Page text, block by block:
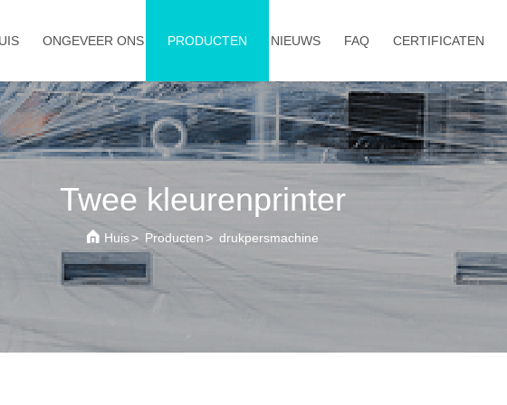
ONGEVEER ONS PRODUCTEN NIEUWS FAQ CERTIFICATEN
Twee kleurenprinter
Huis> Producten > drukpersmachine